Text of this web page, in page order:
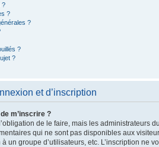
?
?
?
?
?
et d’inscription
m’inscrire ?
de le faire, mais les
qui ne sont pas disponibles aux
un groupe d’utilisateurs, etc. L’inscription ne